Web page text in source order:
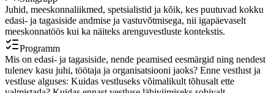
Juhid, meeskonnaliikmed, spetsialistid ja kõik, kes puutuvad kokku
edasi- ja tagasiside andmise ja vastuvõtmisega, nii igapäevaselt
meeskonnatöös kui ka näiteks arenguvestluste kontekstis.
Programm
Mis on edasi- ja tagasiside, nende peamised eesmärgid ning nendest
tulenev kasu juhi, töötaja ja organisatsiooni jaoks? Enne vestlust ja
vestluse alguses: Kuidas vestluseks võimalikult tõhusalt ette